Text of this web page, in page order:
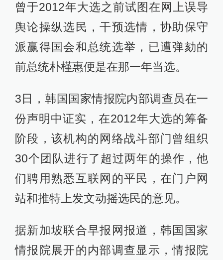
曾于2012年大选之前试图在网上误导
舆论操纵选民，干预选情，协助保守
派赢得国会和总统选举，已遭弹劾的
前总统朴槿惠便是在那一年当选。
3日，韩国国家情报院内部调查员在一
份声明中证实，在2012年大选的筹备
阶段，该机构的网络战斗部门曾组织
30个团队进行了超过两年的操作，他
们聘用熟悉互联网的平民，在门户网
站和推特上发文动摇选民的意见。
据新加坡联合早报网报道，韩国国家
情报院展开的内部调查显示，情报院